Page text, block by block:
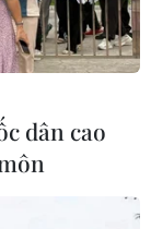
dân cao